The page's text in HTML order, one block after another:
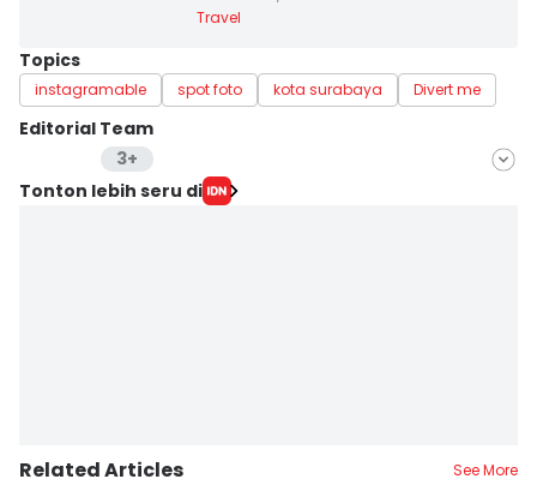
Travel
Topics
instagramable spot foto kota surabaya Divert me
Editorial Team
3+
Editor
Tonton lebih seru di
Related Articles See More